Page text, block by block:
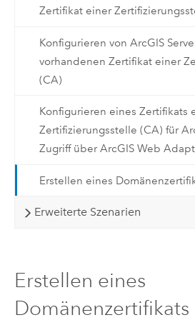
Zertifikat einer
Konfigurieren von ArcGIS
vorhandenen Zertifikat einer
(CA)
Konfigurieren eines Zertifikats
Zertifizierungsstelle (CA) für
Zugriff über ArcGIS Web
Erstellen eines
Erweiterte Szenarien
Erstellen eines
Domänenzertifikats